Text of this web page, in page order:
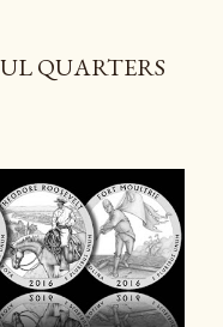
QUARTERS